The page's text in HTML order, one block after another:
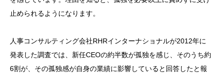
止められるようになります。
人事コンサルティング会社RHRインターナショナルが2012年に
発表した調査では、新任CEOの約半数が孤独を感じ、そのうち約
6割が、その孤独感が自身の業績に影響していると回答したと報